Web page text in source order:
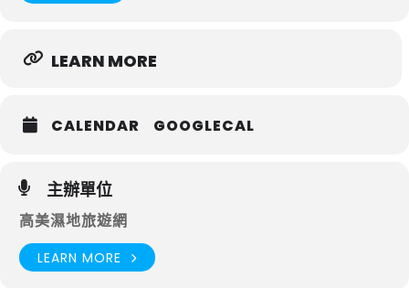
LEARN MORE
CALENDAR GOOGLECAL
主辦單位
高美濕地旅遊網
LEARN MORE